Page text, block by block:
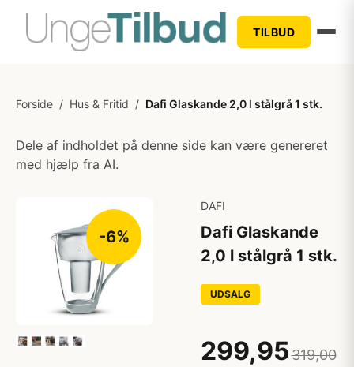
TILBUD
Forside / Hus & Fritid / Dafi Glaskande 2,0 l stålgrå 1 stk.
Dele af indholdet på denne side kan være genereret
med hjælp fra AI.
-6%
DAFI
Dafi Glaskande
2,0 l stålgrå 1 stk.
UDSALG
299,95319,00